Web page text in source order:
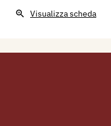
Visualizza scheda